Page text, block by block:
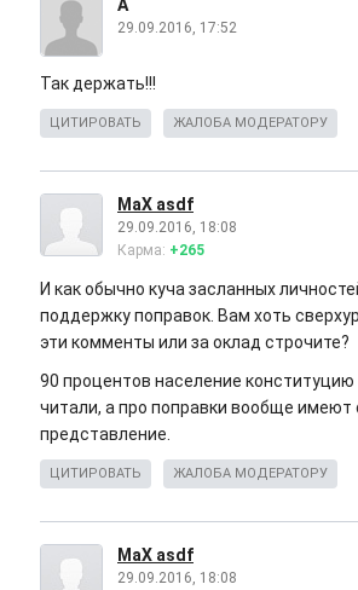
А
29.09.2016, 17:52
Так держать!!!
ЦИТИРОВАТЬ ЖАЛОБА МОДЕРАТОРУ
MaX asdf
29.09.2016, 18:08
Карма: +265
И как обычно куча засланных
поддержку поправок. Вам хоть
эти комменты или за оклад строчите?
90 процентов население конституцию
читали, а про поправки вообще имеют
представление.
ЦИТИРОВАТЬ ЖАЛОБА МОДЕРАТОРУ
MaX asdf
29.09.2016, 18:08